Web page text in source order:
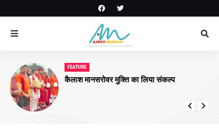
FEATURE
कैलाश मानसरोवर मुक्ति का लिया संकल्प